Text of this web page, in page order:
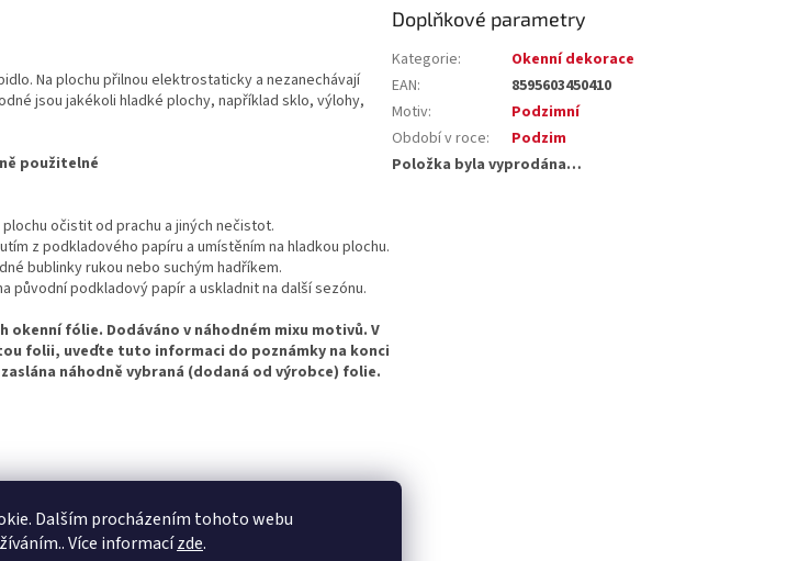
Dalším procházením tohoto webu
Více informacízde.
Na plochu přilnou elektrostaticky a nezanechávají
jsou jakékoli hladké plochy, například sklo, výlohy,
použitelné
očistit od prachu a jiných nečistot.
z podkladového papíru a umístěním na hladkou plochu.
bublinky rukou nebo suchým hadříkem.
původní podkladový papír a uskladnit na další sezónu.
okenní fólie. Dodáváno v náhodném mixu motivů. V
folii, uveďte tuto informaci do poznámky na konci
náhodně vybraná (dodaná od výrobce) folie.
Doplňkové parametry
Kategorie:
Okenní dekorace
EAN:
8595603450410
Motiv:
Podzimní
Období v roce:
Podzim
Položka byla vyprodána…